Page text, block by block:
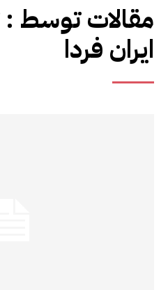
مقالات توسط :
ایران فردا